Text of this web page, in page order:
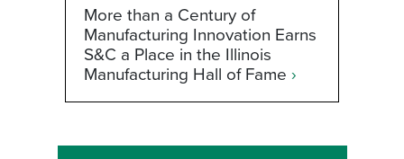
More than a Century of
Manufacturing Innovation Earns
S&C a Place in the Illinois
Manufacturing Hall of Fame ›